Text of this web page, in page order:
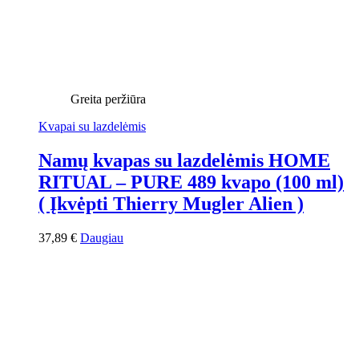
Greita peržiūra
Kvapai su lazdelėmis
Namų kvapas su lazdelėmis HOME
RITUAL – PURE 489 kvapo (100 ml)
( Įkvėpti Thierry Mugler Alien )
37,89 € Daugiau